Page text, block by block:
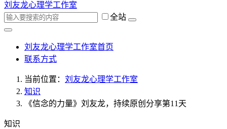
刘友龙心理学工作室
全站
刘友龙心理学工作室首页
联系方式
当前位置： 刘友龙心理学工作室
知识
《信念的力量》刘友龙，持续原创分享第11天
知识